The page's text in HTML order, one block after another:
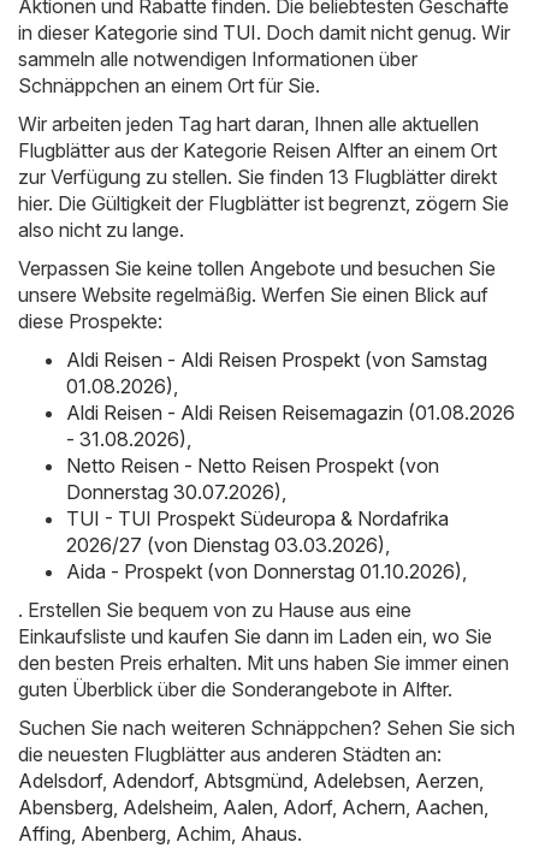
Aktionen und Rabatte finden. Die beliebtesten Geschäfte
in dieser Kategorie sind TUI. Doch damit nicht genug. Wir
sammeln alle notwendigen Informationen über
Schnäppchen an einem Ort für Sie.
Wir arbeiten jeden Tag hart daran, Ihnen alle aktuellen
Flugblätter aus der Kategorie Reisen Alfter an einem Ort
zur Verfügung zu stellen. Sie finden 13 Flugblätter direkt
hier. Die Gültigkeit der Flugblätter ist begrenzt, zögern Sie
also nicht zu lange.
Verpassen Sie keine tollen Angebote und besuchen Sie
unsere Website regelmäßig. Werfen Sie einen Blick auf
diese Prospekte:
Aldi Reisen - Aldi Reisen Prospekt (von Samstag
01.08.2026),
Aldi Reisen - Aldi Reisen Reisemagazin (01.08.2026
- 31.08.2026),
Netto Reisen - Netto Reisen Prospekt (von
Donnerstag 30.07.2026),
TUI - TUI Prospekt Südeuropa & Nordafrika
2026/27 (von Dienstag 03.03.2026),
Aida - Prospekt (von Donnerstag 01.10.2026),
. Erstellen Sie bequem von zu Hause aus eine
Einkaufsliste und kaufen Sie dann im Laden ein, wo Sie
den besten Preis erhalten. Mit uns haben Sie immer einen
guten Überblick über die Sonderangebote in Alfter.
Suchen Sie nach weiteren Schnäppchen? Sehen Sie sich
die neuesten Flugblätter aus anderen Städten an:
Adelsdorf, Adendorf, Abtsgmünd, Adelebsen, Aerzen,
Abensberg, Adelsheim, Aalen, Adorf, Achern, Aachen,
Affing, Abenberg, Achim, Ahaus.